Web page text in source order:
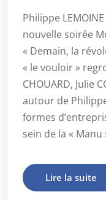
Philippe
nouvelle soirée
« Demain, la
« le vouloir »
CHOUARD, Julie
autour de
formes
sein de la « Manu
Lire la suite